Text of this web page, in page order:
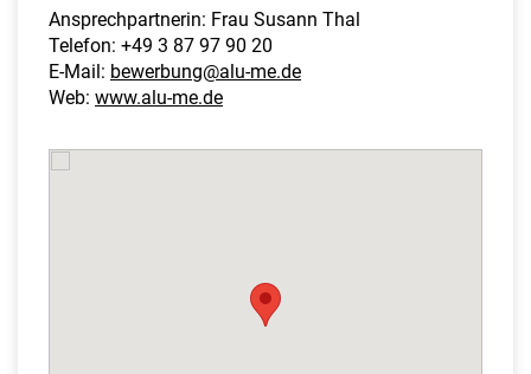
Ansprechpartnerin: Frau Susann Thal
Telefon: +49 3 87 97 90 20
E-Mail: bewerbung@alu-me.de
Web: www.alu-me.de